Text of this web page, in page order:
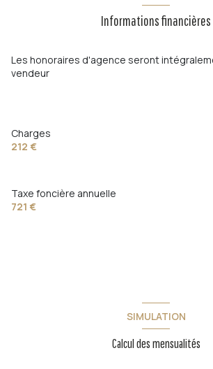
Informations financières
Les honoraires d'agence seront
vendeur
Charges
212 €
Taxe foncière annuelle
721 €
SIMULATION
Calcul des mensualités